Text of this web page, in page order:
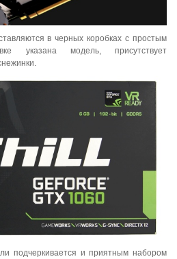
в черных коробках с простым
указана модель, присутствует
подчеркивается и приятным набором